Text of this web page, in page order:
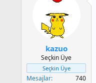
kazuo
Seçkin Üye
Seçkin Üye
Mesajlar 740